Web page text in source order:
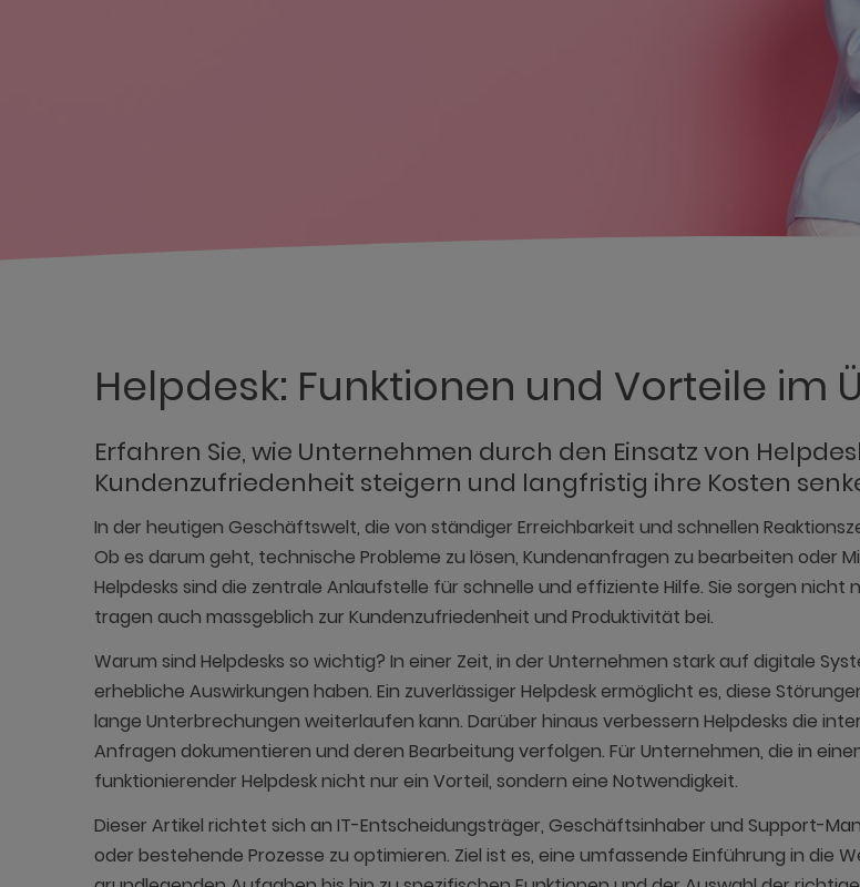
Helpdesk: Funktionen und Vorteile im
Erfahren Sie, wie Unternehmen durch den Einsatz von
Kundenzufriedenheit steigern und langfristig ihre Kosten
In der heutigen Geschäftswelt, die von ständiger Erreichbarkeit und schnellen
Ob es darum geht, technische Probleme zu lösen, Kundenanfragen zu bearbeiten
Helpdesks sind die zentrale Anlaufstelle für schnelle und effiziente Hilfe. Sie sorgen
tragen auch massgeblich zur Kundenzufriedenheit und Produktivität bei.
Warum sind Helpdesks so wichtig? In einer Zeit, in der Unternehmen stark auf digitale
erhebliche Auswirkungen haben. Ein zuverlässiger Helpdesk ermöglicht es, diese
lange Unterbrechungen weiterlaufen kann. Darüber hinaus verbessern Helpdesks die
Anfragen dokumentieren und deren Bearbeitung verfolgen. Für Unternehmen, die in
funktionierender Helpdesk nicht nur ein Vorteil, sondern eine Notwendigkeit.
Dieser Artikel richtet sich an IT-Entscheidungsträger, Geschäftsinhaber und Support-
oder bestehende Prozesse zu optimieren. Ziel ist es, eine umfassende Einführung in die